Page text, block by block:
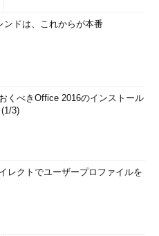
ンドは、これからが本番
くべきOffice 2016のインストール
3)
レクトでユーザープロファイルを